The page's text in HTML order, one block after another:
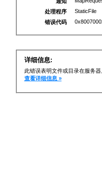
处理程序
StaticFile
错误代码
详细信息:
此错误表明文件或目录在服务
查看详细信息 »